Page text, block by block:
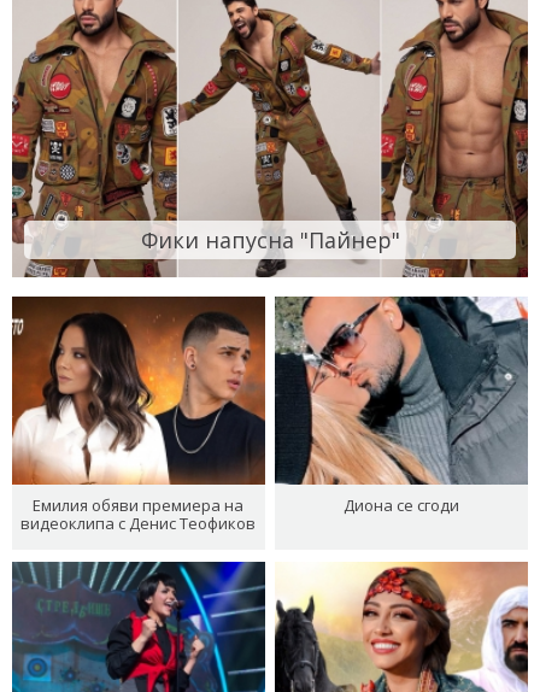
Фики напусна "Пайнер"
Емилия обяви премиера на
видеоклипа с Денис Теофиков
Диона се сгоди